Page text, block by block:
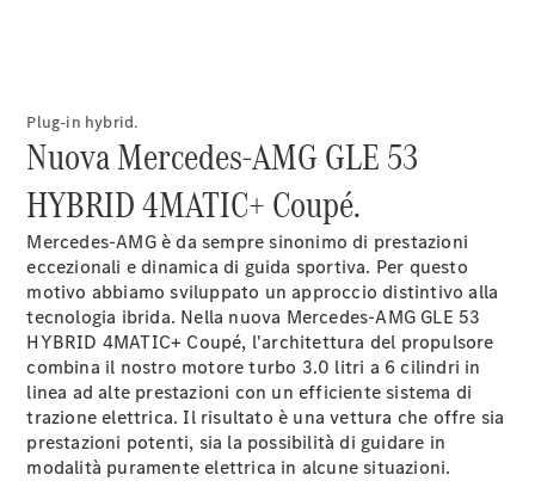
appuntamento
per
l'assistenza
Plug-in hybrid.
Nuova Mercedes-AMG GLE 53
HYBRID 4MATIC+ Coupé.
Mercedes-AMG è da sempre sinonimo di prestazioni
eccezionali e dinamica di guida sportiva. Per questo
motivo abbiamo sviluppato un approccio distintivo alla
tecnologia ibrida. Nella nuova Mercedes-AMG GLE 53
HYBRID 4MATIC+ Coupé, l'architettura del propulsore
combina il nostro motore turbo 3.0 litri a 6 cilindri in
linea ad alte prestazioni con un efficiente sistema di
trazione elettrica. Il risultato è una vettura che offre sia
prestazioni potenti, sia la possibilità di guidare in
modalità puramente elettrica in alcune situazioni.